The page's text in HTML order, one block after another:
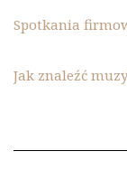
Spotkania
Jak znaleźć